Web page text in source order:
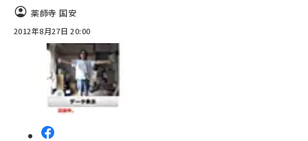
薬師寺 国安
2012年8月27日 20:00